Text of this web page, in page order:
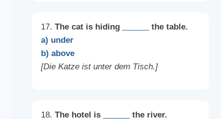
17. The cat is hiding
the table.
a) under
b) above
[Die Katze ist unter dem Tisch.]
18. The hotel is the river.